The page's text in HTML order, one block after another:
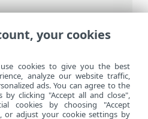
Management 에이전
your cookies
cookies to give you the best
analyze our website traffic,
ads. You can agree to the
by clicking "Accept all and close",
cookies by choosing "Accept
or adjust your cookie settings by